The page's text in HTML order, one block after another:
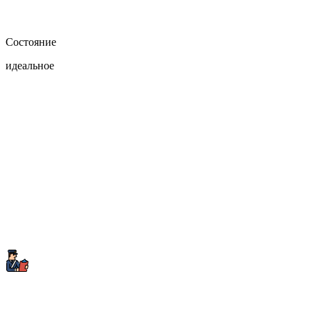
Состояние
идеальное